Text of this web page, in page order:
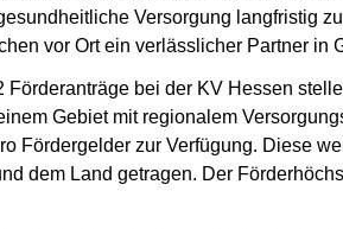
Versorgung langfristig
vor Ort ein verlässlicher Partner in
bei der KV Hessen
Gebiet mit regionalem
Fördergelder zur Verfügung. Diese
dem Land getragen. Der